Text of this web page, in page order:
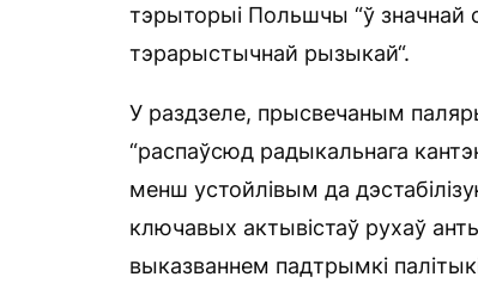
тэрыторыі Польшчы “ў значнай
тэрарыстычнай рызыкай“.
У раздзеле, прысвечаным
“распаўсюд радыкальнага
менш устойлівым да
ключавых актывістаў рухаў
выказваннем падтрымкі